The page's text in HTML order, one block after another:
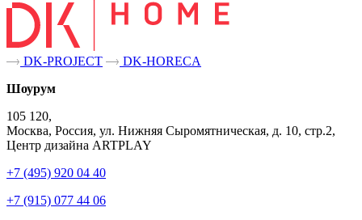
DK-PROJECT
DK-HORECA
Шоурум
105 120,
Москва, Россия, ул. Нижняя Сыромятническая, д. 10, стр.2,
Центр дизайна ARTPLAY
+7 (495) 920 04 40
+7 (915) 077 44 06